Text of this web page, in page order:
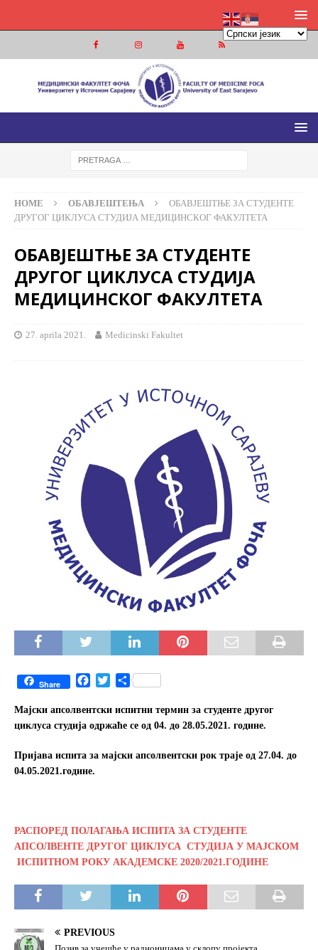
МЕДИЦИНСКИ ФАКУЛТЕТ ФОЧА
МЕДИЦИНСКИ ФАКУЛТЕТ УНИВЕРЗИТЕТА У ИСТОЧНОМ
HOME ОБАВЈЕШТЕЊА
ОБАВЈЕШТЊЕ ЗА СТУДЕНТЕ
ДРУГОГ ЦИКЛУСА СТУДИЈА МЕДИЦИНСКОГ ФАКУЛТЕТА
ОБАВЈЕШТЊЕ ЗА СТУДЕНТЕ
ДРУГОГ ЦИКЛУСА СТУДИЈА
МЕДИЦИНСКОГ ФАКУЛТЕТА
27. aprila 2021. Medicinski Fakultet
Share
c
e
o
i
t
e
S
a
r
Мајски апсолвентски испитни термин за студенте другог
циклуса студија одржаће се од 04. до 28.05.2021. године.
Пријава испита за мајски апсолвентски рок траје од 27.04. до
04.05.2021.године.
РАСПОРЕД ПОЛАГАЊА ИСПИТА ЗА СТУДЕНТЕ
АПСОЛВЕНТЕ ДРУГОГ ЦИКЛУСА СТУДИЈА У МАЈСКОМ
ИСПИТНОМ РОКУ АКАДЕМСКЕ 2020/2021.ГОДИНЕ
PREVIOUS